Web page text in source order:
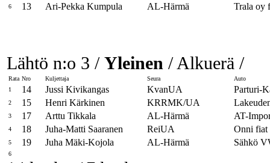
6 13 Ari-Pekka Kumpula AL-Härmä Trala oy
Lähtö n:o 3 / Yleinen / Alkuerä /
Rata Nro Kuljettaja Seura
Auto
1
14 Jussi Kivikangas KvanUA Parturi-
2 15 Henri Kärkinen KRRMK/UA
3 17 Arttu Tikkala AL-Härmä AT-
4 18 Juha-Matti Saaranen ReiUA Onni fiat
5 19 Juha Mäki-Kojola AL-Härmä Sähkö
6